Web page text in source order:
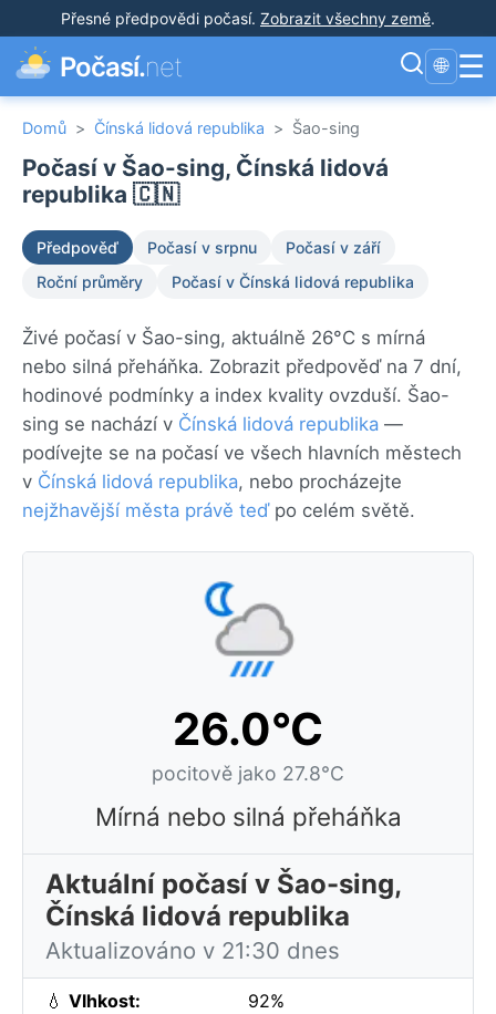
Přesné předpovědi počasí. Zobrazit všechny země.
Počasí.net 🌐 ☰
Domů > Čínská lidová republika > Šao-sing
Počasí v Šao-sing, Čínská lidová
republika 🇨🇳
Předpověď Počasí v srpnu
Počasí v září
Roční průměry
Počasí v Čínská lidová republika
Živé počasí v Šao-sing, aktuálně 26°C s mírná
nebo silná přeháňka. Zobrazit předpověď na 7 dní,
hodinové podmínky a index kvality ovzduší. Šao-
sing se nachází v Čínská lidová republika —
podívejte se na počasí ve všech hlavních městech
v Čínská lidová republika, nebo procházejte
nejžhavější města právě teďpo celém světě.
26.0°C
pocitově jako 27.8°C
Mírná nebo silná přeháňka
Aktuální počasí v Šao-sing,
Čínská lidová republika
Aktualizováno v 21:30 dnes
💧 Vlhkost: 92%